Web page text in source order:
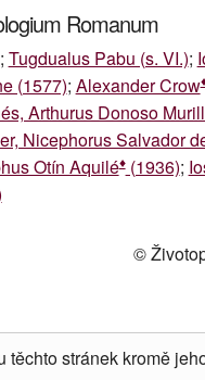
Romanum
; Tugdualus Pabu (s. VI.);
(1577); Alexander Crow
Arthurus Donoso
Nicephorus Salvador
Otín Aquilé♦(1936);
©
stránek kromě